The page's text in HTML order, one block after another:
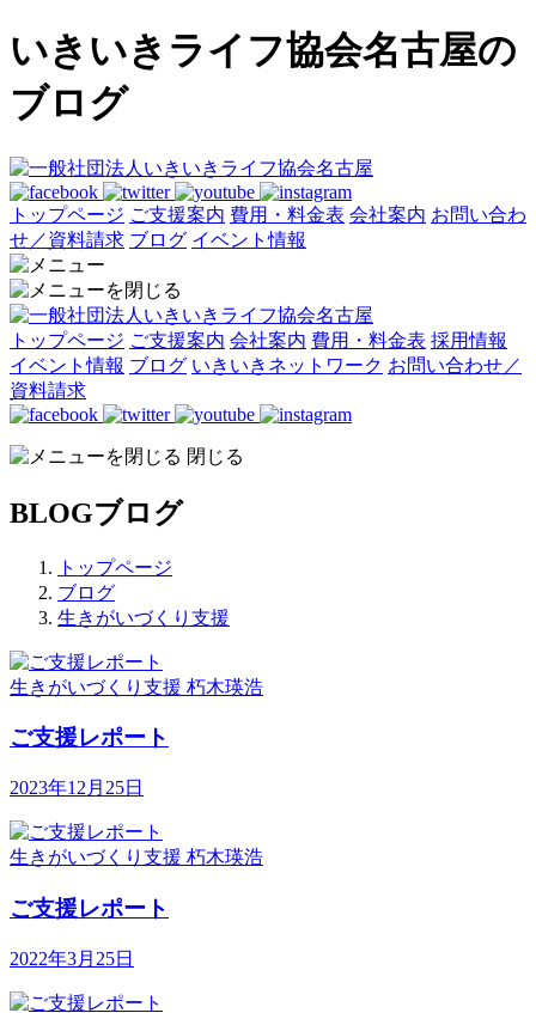
いきいきライフ協会名古屋の
ブログ
トップページ ご支援案内 費用・料金表 会社案内 お問い合わ
せ／資料請求 ブログ イベント情報
トップページ ご支援案内 会社案内 費用・料金表 採用情報
イベント情報 ブログ いきいきネットワーク お問い合わせ／
資料請求
閉じる
BLOGブログ
トップページ
ブログ
生きがいづくり支援
生きがいづくり支援 朽木瑛浩
ご支援レポート
2023年12月25日
生きがいづくり支援 朽木瑛浩
ご支援レポート
2022年3月25日